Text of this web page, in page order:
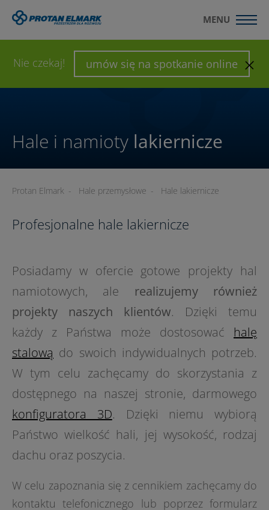
Nie czekaj! umów się na spotkanie online
MENU
WYŚLIJ ZAPYTANIE SKONFIGURUJ HALĘ
Hale i namioty lakiernicze
Protan Elmark - Hale przemysłowe - Hale lakiernicze
Profesjonalne hale lakiernicze
Posiadamy w ofercie gotowe projekty hal
namiotowych, ale realizujemy również
projekty naszych klientów. Dzięki temu
każdy z Państwa może dostosować halę
stalową do swoich indywidualnych potrzeb.
W tym celu zachęcamy do skorzystania z
dostępnego na naszej stronie, darmowego
konfiguratora 3D. Dzięki niemu wybiorą
Państwo wielkość hali, jej wysokość, rodzaj
dachu oraz poszycia.
W celu zapoznania się z cennikiem zachęcamy do
kontaktu telefonicznego lub poprzez formularz